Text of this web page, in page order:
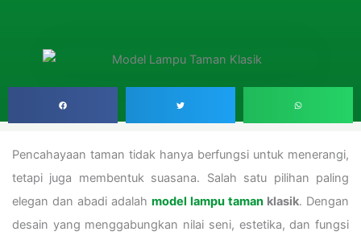
Pencahayaan taman tidak hanya berfungsi untuk menerangi,
tetapi juga membentuk suasana. Salah satu pilihan paling
elegan dan abadi adalah model lampu taman klasik. Dengan
desain yang menggabungkan nilai seni, estetika, dan fungsi